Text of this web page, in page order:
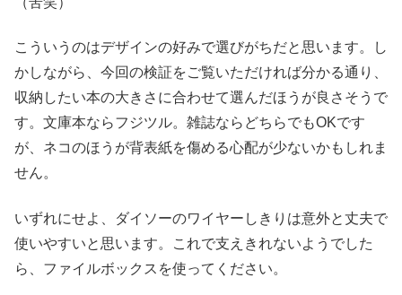
こういうのはデザインの好みで選びがちだと思います。し
かしながら、今回の検証をご覧いただければ分かる通り、
収納したい本の大きさに合わせて選んだほうが良さそうで
す。文庫本ならフジツル。雑誌ならどちらでもOKです
が、ネコのほうが背表紙を傷める心配が少ないかもしれま
せん。
いずれにせよ、ダイソーのワイヤーしきりは意外と丈夫で
使いやすいと思います。これで支えきれないようでした
ら、ファイルボックスを使ってください。